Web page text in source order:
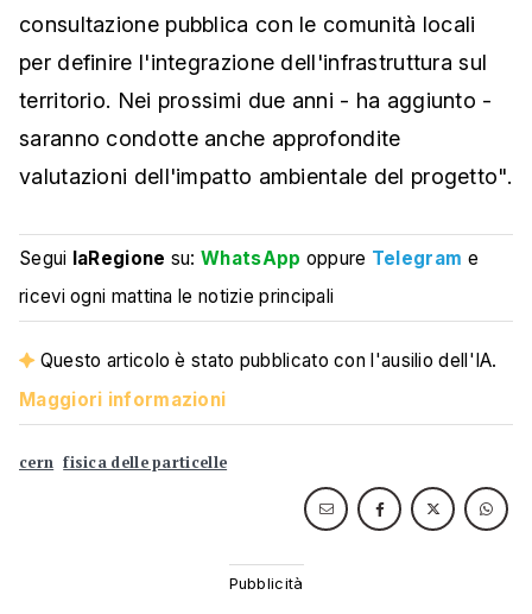
consultazione pubblica con le comunità locali
per definire l'integrazione dell'infrastruttura sul
territorio. Nei prossimi due anni - ha aggiunto -
saranno condotte anche approfondite
valutazioni dell'impatto ambientale del progetto".
Segui laRegione su:WhatsApp oppure Telegram e
ricevi ogni mattina le notizie principali
Questo articolo è stato pubblicato con l'ausilio dell'IA.
Maggiori informazioni
cern fisica delle particelle